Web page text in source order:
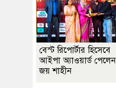
বেস্ট রিপোর্টার হিসেবে
আইপা অ্যাওয়ার্ড পেলেন
জয় শাহীন